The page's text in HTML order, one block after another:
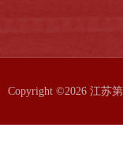
Copyright ©2026 江苏